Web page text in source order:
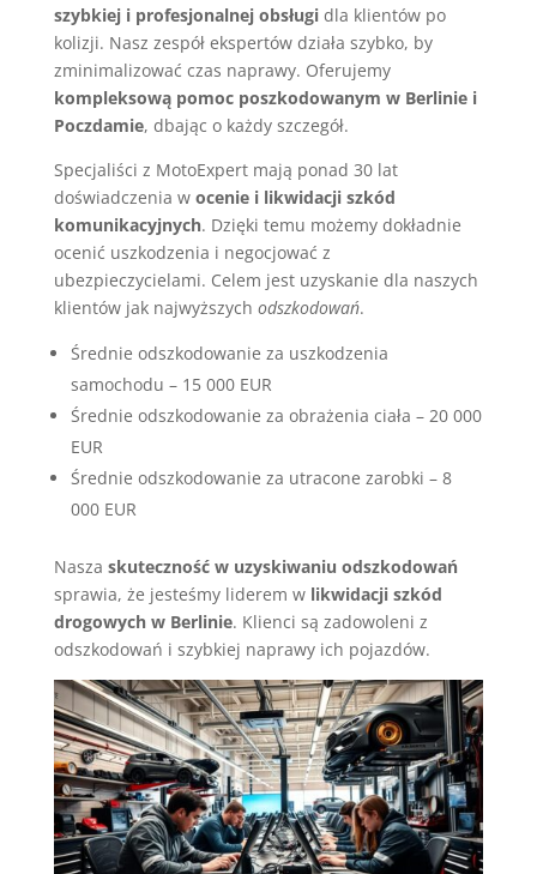
szybkiej i profesjonalnej obsługidla klientów po
kolizji. Nasz zespół ekspertów działa szybko, by
zminimalizować czas naprawy. Oferujemy
kompleksową pomoc poszkodowanym w Berlinie i
Poczdamie, dbając o każdy szczegół.
Specjaliści z MotoExpert mają ponad 30 lat
doświadczenia w ocenie i likwidacji szkód
komunikacyjnych. Dzięki temu możemy dokładnie
ocenić uszkodzenia i negocjować z
ubezpieczycielami. Celem jest uzyskanie dla naszych
klientów jak najwyższych odszkodowań.
Średnie odszkodowanie za uszkodzenia
samochodu – 15 000 EUR
Średnie odszkodowanie za obrażenia ciała – 20 000
EUR
Średnie odszkodowanie za utracone zarobki – 8
000 EUR
Nasza skuteczność w uzyskiwaniu odszkodowań
sprawia, że jesteśmy liderem w likwidacji szkód
drogowych w Berlinie. Klienci są zadowoleni z
odszkodowań i szybkiej naprawy ich pojazdów.